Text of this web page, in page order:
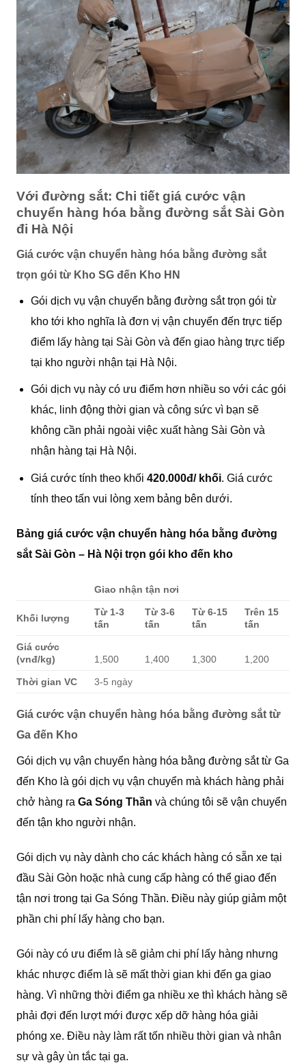
Với đường sắt: Chi tiết giá cước vận
chuyển hàng hóa bằng đường sắt Sài Gòn
đi Hà Nội
Giá cước vận chuyển hàng hóa bằng đường sắt
trọn gói từ Kho SG đến Kho HN
Gói dịch vụ vận chuyển bằng đường sắt trọn gói từ
kho tới kho nghĩa là đơn vị vận chuyển đến trực tiếp
điểm lấy hàng tại Sài Gòn và đến giao hàng trực tiếp
tại kho người nhận tại Hà Nội.
Gói dịch vụ này có ưu điểm hơn nhiều so với các gói
khác, linh động thời gian và công sức vì bạn sẽ
không cần phải ngoài việc xuất hàng Sài Gòn và
nhận hàng tại Hà Nội.
Giá cước tính theo khối 420.000đ/ khối. Giá cước
tính theo tấn vui lòng xem bảng bên dưới.
Bảng giá cước vận chuyển hàng hóa bằng đường
sắt Sài Gòn – Hà Nội trọn gói kho đến kho
Giao nhận tận nơi
Khối lượng
Từ 1-3
tấn
Từ 3-6
tấn
Từ 6-15
tấn
Trên 15
tấn
Giá cước
(vnđ/kg)
1,500 1,400 1,300 1,200
Thời gian VC 3-5 ngày
Giá cước vận chuyển hàng hóa bằng đường sắt từ
Ga đến Kho
Gói dịch vụ vận chuyển hàng hóa bằng đường sắt từ Ga
đến Kho là gói dịch vụ vận chuyển mà khách hàng phải
chở hàng ra Ga Sóng Thần và chúng tôi sẽ vận chuyển
đến tận kho người nhận.
Gói dịch vụ này dành cho các khách hàng có sẵn xe tại
đầu Sài Gòn hoặc nhà cung cấp hàng có thể giao đến
tận nơi trong tại Ga Sóng Thần. Điều này giúp giảm một
phần chi phí lấy hàng cho bạn.
Gói này có ưu điểm là sẽ giảm chi phí lấy hàng nhưng
khác nhược điểm là sẽ mất thời gian khi đến ga giao
hàng. Vì những thời điểm ga nhiều xe thì khách hàng sẽ
phải đợi đến lượt mới được xếp dỡ hàng hóa giải
phóng xe. Điều này làm rất tốn nhiều thời gian và nhân
sự và gây ùn tắc tại ga.